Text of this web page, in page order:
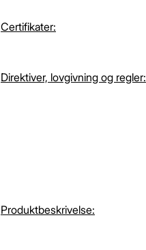
Certifikater:
Direktiver, lovgivning og regler:
Produktbeskrivelse: